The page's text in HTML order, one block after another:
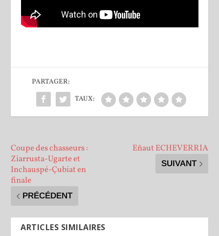
PARTAGER:
TAUX:
Coupe des chasseurs :
Ziarrusta-Ugarte et
Inchauspé-Çubiat en
finale
PRÉCÉDENT
Eñaut ECHEVERRIA
SUIVANT
ARTICLES SIMILAIRES